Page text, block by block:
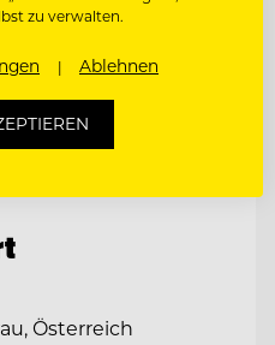
Österreich
zu verwalten.
Ablehnen